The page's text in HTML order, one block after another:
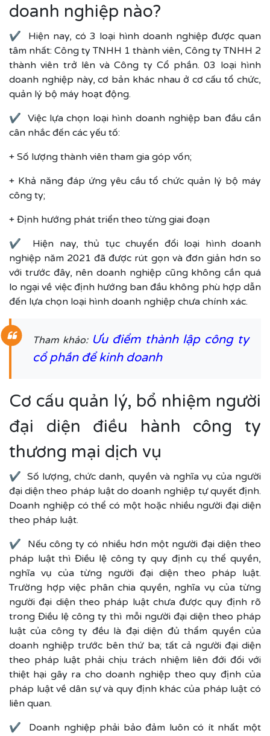
doanh nghiệp nào?
✔ Hiện nay, có 3 loại hình doanh nghiệp được quan
tâm nhất: Công ty TNHH 1 thành viên, Công ty TNHH 2
thành viên trở lên và Công ty Cổ phần. 03 loại hình
doanh nghiệp này, cơ bản khác nhau ở cơ cấu tổ chức,
quản lý bộ máy hoạt động.
✔ Việc lựa chọn loại hình doanh nghiệp ban đầu cần
cân nhắc đến các yếu tố:
+ Số lượng thành viên tham gia góp vốn;
+ Khả năng đáp ứng yêu cầu tổ chức quản lý bộ máy
công ty;
+ Định hướng phát triển theo từng giai đoạn
✔ Hiện nay, thủ tục chuyển đổi loại hình doanh
nghiệp năm 2021 đã được rút gọn và đơn giản hơn so
với trước đây, nên doanh nghiệp cũng không cần quá
lo ngại về việc định hướng ban đầu không phù hợp dẫn
đến lựa chọn loại hình doanh nghiệp chưa chính xác.
Tham khảo: Ưu điểm thành lập công ty
cổ phần để kinh doanh
Cơ cấu quản lý, bổ nhiệm người
đại diện điều hành công ty
thương mại dịch vụ
✔ Số lượng, chức danh, quyền và nghĩa vụ của người
đại diện theo pháp luật do doanh nghiệp tự quyết định.
Doanh nghiệp có thể có một hoặc nhiều người đại diện
theo pháp luật.
✔ Nếu công ty có nhiều hơn một người đại diện theo
pháp luật thì Điều lệ công ty quy định cụ thể quyền,
nghĩa vụ của từng người đại diện theo pháp luật.
Trường hợp việc phân chia quyền, nghĩa vụ của từng
người đại diện theo pháp luật chưa được quy định rõ
trong Điều lệ công ty thì mỗi người đại diện theo pháp
luật của công ty đều là đại diện đủ thẩm quyền của
doanh nghiệp trước bên thứ ba; tất cả người đại diện
theo pháp luật phải chịu trách nhiệm liên đới đối với
thiệt hại gây ra cho doanh nghiệp theo quy định của
pháp luật về dân sự và quy định khác của pháp luật có
liên quan.
✔ Doanh nghiệp phải bảo đảm luôn có ít nhất một